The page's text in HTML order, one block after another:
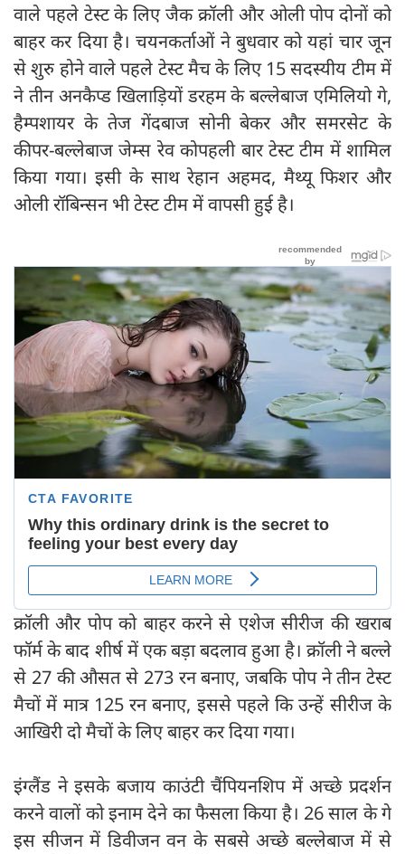
वाले पहले टेस्ट के लिए जैक क्रॉली और ओली पोप दोनों को
बाहर कर दिया है। चयनकर्ताओं ने बुधवार को यहां चार जून
से शुरु होने वाले पहले टेस्ट मैच के लिए 15 सदस्यीय टीम में
ने तीन अनकैप्ड खिलाड़ियों डरहम के बल्लेबाज एमिलियो गे,
हैम्पशायर के तेज गेंदबाज सोनी बेकर और समरसेट के
कीपर-बल्लेबाज जेम्स रेव कोपहली बार टेस्ट टीम में शामिल
किया गया। इसी के साथ रेहान अहमद, मैथ्यू फिशर और
ओली रॉबिन्सन भी टेस्ट टीम में वापसी हुई है।
क्रॉली और पोप को बाहर करने से एशेज सीरीज की खराब
फॉर्म के बाद शीर्ष में एक बड़ा बदलाव हुआ है। क्रॉली ने बल्ले
से 27 की औसत से 273 रन बनाए, जबकि पोप ने तीन टेस्ट
मैचों में मात्र 125 रन बनाए, इससे पहले कि उन्हें सीरीज के
आखिरी दो मैचों के लिए बाहर कर दिया गया।
इंग्लैंड ने इसके बजाय काउंटी चैंपियनशिप में अच्छे प्रदर्शन
करने वालों को इनाम देने का फैसला किया है। 26 साल के गे
इस सीजन में डिवीजन वन के सबसे अच्छे बल्लेबाज में से